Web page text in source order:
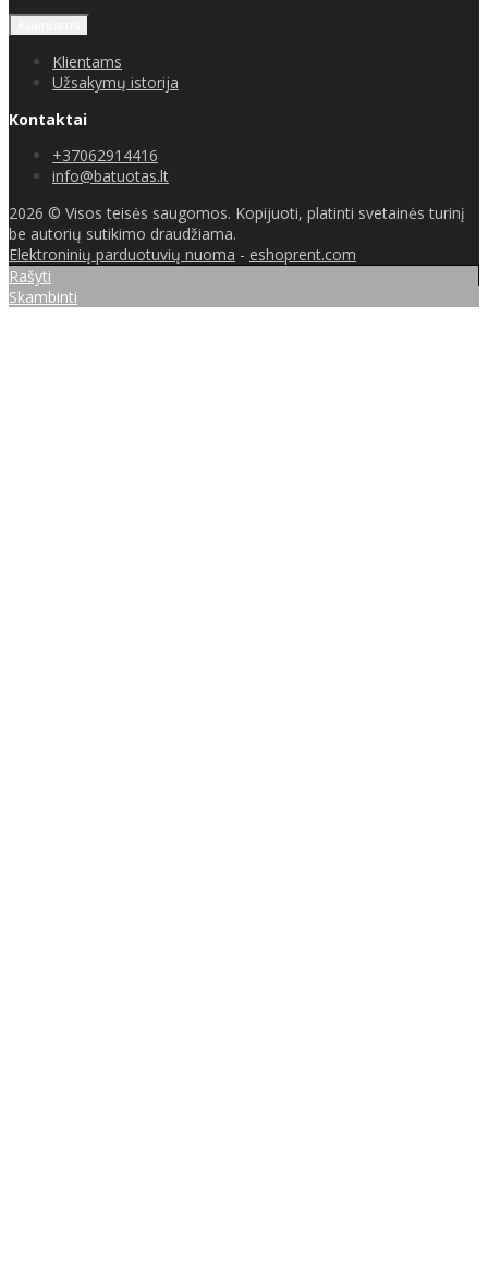
Klientams
Užsakymų istorija
Kontaktai
+37062914416
info@batuotas.lt
2026 © Visos teisės saugomos. Kopijuoti, platinti svetainės turinį
be autorių sutikimo draudžiama.
Elektroninių parduotuvių nuoma - eshoprent.com
Rašyti
Skambinti